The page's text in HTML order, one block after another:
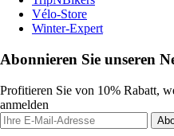
Vélo-Store
Winter-Expert
Abonnieren Sie unseren
Profitieren Sie von 10% Rabatt,
anmelden